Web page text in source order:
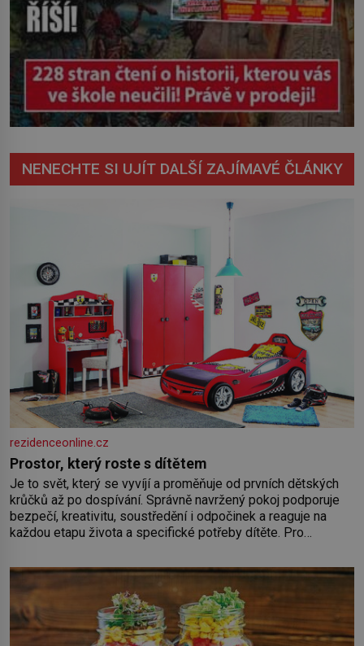
NENECHTE SI UJÍT DALŠÍ ZAJÍMAVÉ ČLÁNKY
rezidenceonline.cz
Prostor, který roste s dítětem
Je to svět, který se vyvíjí a proměňuje od prvních dětských
krůčků až po dospívání. Správně navržený pokoj podporuje
bezpečí, kreativitu, soustředění i odpočinek a reaguje na
každou etapu života a specifické potřeby dítěte. Pro
by pokoj miminka měl působit především klidně a útulně.